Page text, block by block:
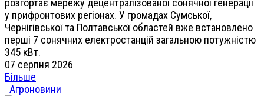
розгортає мережу децентралізованої сонячної генерації
у прифронтових регіонах. У громадах Сумської,
Чернігівської та Полтавської областей вже встановлено
перші 7 сонячних електростанцій загальною потужністю
345 кВт.
07 серпня 2026
Більше
Агроновини